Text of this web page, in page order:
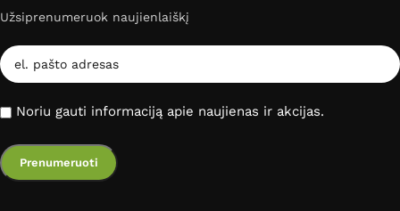
Užsiprenumeruok naujienlaiškį
Noriu gauti informaciją apie naujienas ir akcijas.